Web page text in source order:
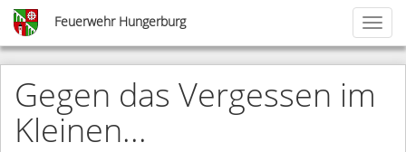
Skip
main
content
Feuerwehr Hungerburg
Gegen das Vergessen im
Kleinen...